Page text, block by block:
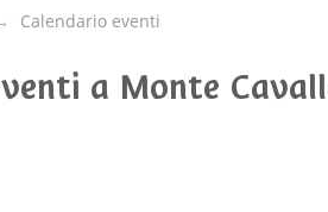
Calendario eventi
a Monte